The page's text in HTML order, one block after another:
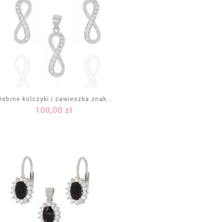
kolczyki i zawieszka znak...
Cena
100,00 zł
DODAJ DO KOSZYKA